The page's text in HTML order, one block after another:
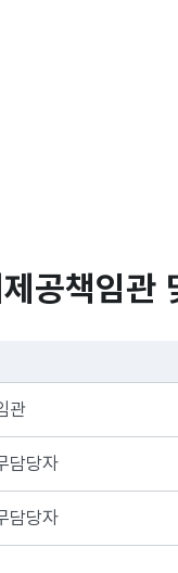
공책임관
관
담당자
담당자